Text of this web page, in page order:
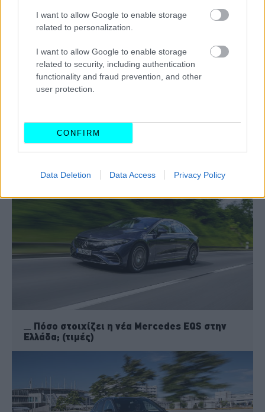
I want to allow Google to enable storage
related to personalization.
I want to allow Google to enable storage
related to security, including authentication
functionality and fraud prevention, and other
user protection.
CONFIRM
Data Deletion Data Access Privacy Policy
Τέλος, να σημειώσουμε πως δεν αποκλείεται, σε επίπεδο
πολλά κοινά στοιχεία με τη νέαMercedes EQS.
ΔΙΑΒΑΣΤΕ ΕΠΙΣΗΣ
Πόσο στοιχίζει η νέα Mercedes EQS στην
Ελλάδα; (τιμές)